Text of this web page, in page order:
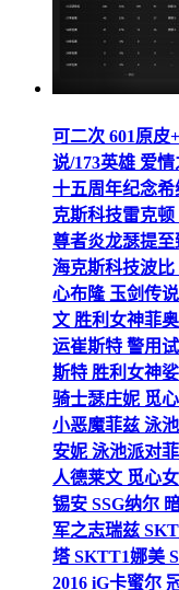
可二次 601原皮
说/173英雄 爱
十五周年纪念
克斯科技雷克
尊者炎龙瑟提
海克斯科技波
心布隆 玉剑传
文 胜利女神菲
运崔斯特 警用
斯特 胜利女神
骑士瑟庄妮 觅
小恶魔菲兹 泳
安妮 泳池派对
人德莱文 觅心
锡安 SSG纳尔
军之志瑞兹
塔 SKTT1娜美
2016 iG卡蜜尔